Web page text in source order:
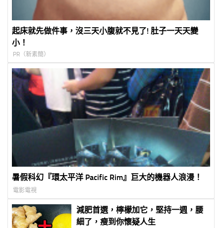
起床就先做件事，沒三天小腹就不見了! 肚子一天天變
小！
PR（新素簡）
暑假科幻『環太平洋 Pacific Rim』巨大的機器人浪漫！
電影電視
減肥首選，檸檬加它，堅持一週，腰
細了，瘦到你懷疑人生